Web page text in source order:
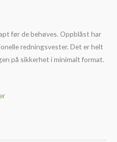
før de behøves. Oppblåst har
redningsvester. Det er helt
på sikkerhet i minimalt format.